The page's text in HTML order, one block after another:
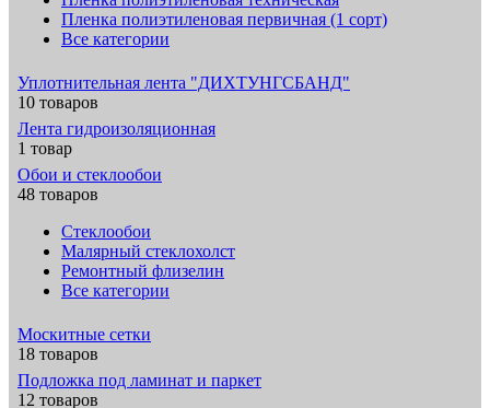
Пленка полиэтиленовая первичная (1 сорт)
Все категории
Уплотнительная лента "ДИХТУНГСБАНД"
10 товаров
Лента гидроизоляционная
1 товар
Обои и стеклообои
48 товаров
Стеклообои
Малярный стеклохолст
Ремонтный флизелин
Все категории
Москитные сетки
18 товаров
Подложка под ламинат и паркет
12 товаров